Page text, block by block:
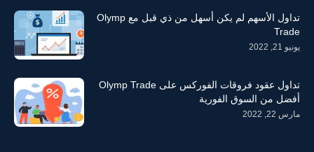
تداول الأسهم لم يكن أسهل من ذي قبل مع Olymp
Trade
يونيو 21, 2022
تداول عقود فروقات الفوركس على Olymp Trade
أفضل من السوق الفورية
مارس 22, 2022